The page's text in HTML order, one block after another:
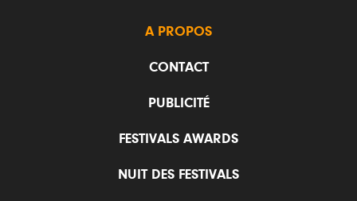
A PROPOS
CONTACT
PUBLICITÉ
FESTIVALS AWARDS
NUIT DES FESTIVALS